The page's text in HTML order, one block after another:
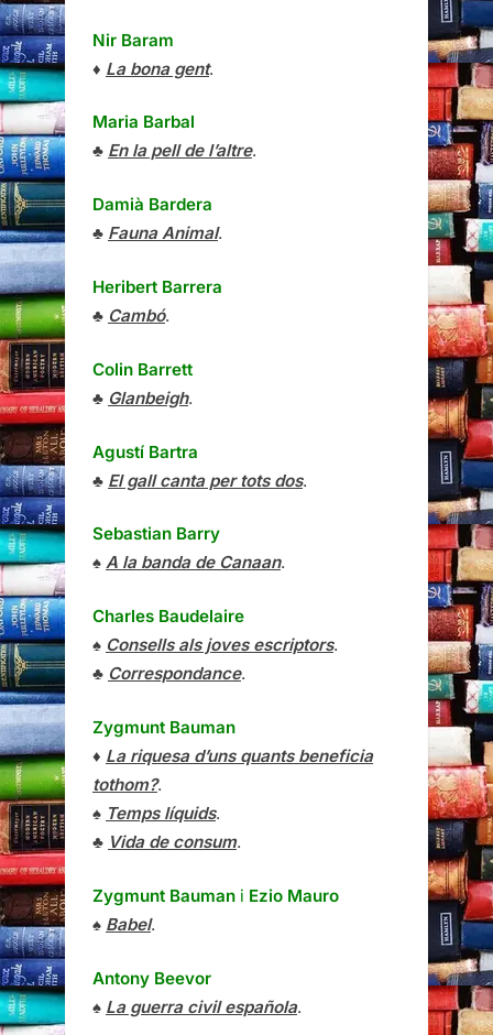
Nir Baram
♦ La bona gent.
Maria Barbal
♣ En la pell de l’altre.
Damià Bardera
♣ Fauna Animal.
Heribert Barrera
♣ Cambó.
Colin Barrett
♣ Glanbeigh.
Agustí Bartra
♣ El gall canta per tots dos.
Sebastian Barry
♠ A la banda de Canaan.
Charles Baudelaire
♠ Consells als joves escriptors.
♣ Correspondance.
Zygmunt Bauman
♦ La riquesa d’uns quants beneficia
tothom?.
♠ Temps líquids.
♣ Vida de consum.
Zygmunt Bauman i Ezio Mauro
♠ Babel.
Antony Beevor
♠ La guerra civil española.